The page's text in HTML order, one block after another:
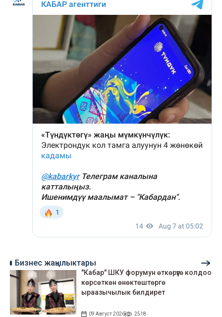
Бизнес жаңылыктары
"Кабар" ШКУ форумун өткөрүүгө колдоо
көрсөткөн өнөктөштөргө
ыраазычылык билдирет
09 Август 2026 2518